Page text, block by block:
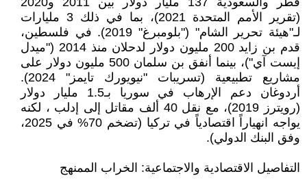
(تقرير الأمم المتحدة 2021)، بما في ذلك 3 مليارات
لـ"هيئة تحرير الشام" ("بلومبرغ" 2019). في فلسطين،
قدم بن زايد 200 مليون دولار لدحلان منذ 2014 ("ميدل
إيست آي")، بينما أنفق بن سلمان 500 مليون دولار على
مشاريع تطبيعية (تسريبات "نيويورك تايمز" 2024).
أردوغان دعم الإرهاب في سوريا بـ1.5 مليار دولار
(رويترز 2019)، مع نقل 40 ألف مقاتل إلى إدلب ، لكنه
يواجه انهياراً اقتصادياً في تركيا (تضخم 70% في 2025،
وفق البنك الدولي).
التفاصيل الاقتصادية والاجتماعية: الخراب الممنهج